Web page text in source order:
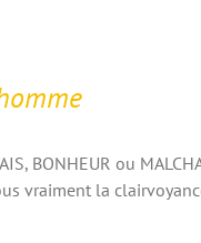
BONHEUR ou
vraiment la